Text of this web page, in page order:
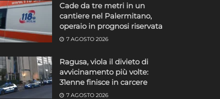
Cade da tre metri in un
cantiere nel Palermitano,
operaio in prognosi riservata
7 AGOSTO 2026
Ragusa, viola il divieto di
avvicinamento più volte:
31enne finisce in carcere
7 AGOSTO 2026